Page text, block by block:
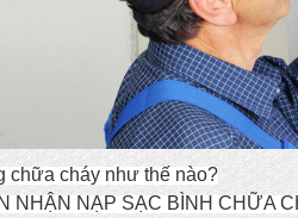
chữa cháy như thế nào?
NHẬN NẠP SẠC BÌNH CHỮA